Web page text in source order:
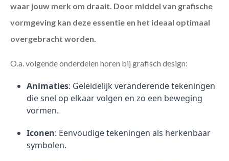
waar jouw merk om draait. Door middel van grafische
vormgeving kan deze essentie en het ideaal optimaal
overgebracht worden.
O.a. volgende onderdelen horen bij grafisch design:
Animaties: Geleidelijk veranderende tekeningen
die snel op elkaar volgen en zo een beweging
vormen.
Iconen: Eenvoudige tekeningen als herkenbaar
symbolen.